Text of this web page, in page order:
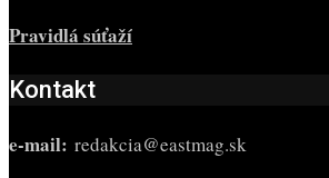
Pravidlá súťaží
Kontakt
e-mail: redakcia@eastmag.sk